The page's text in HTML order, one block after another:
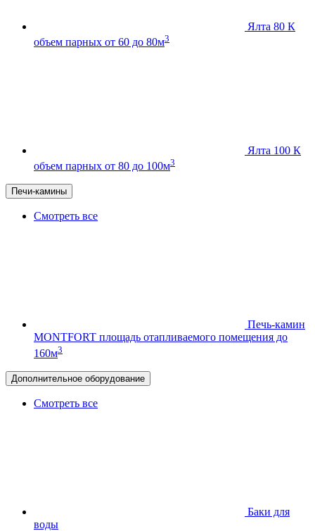
Ялта 80 К
объем парных от 60 до 80м3
Ялта 100 К
объем парных от 80 до 100м3
Печи-камины
Смотреть все
Печь-камин
MONTFORT площадь отапливаемого помещения до
160м3
Дополнительное оборудование
Смотреть все
Баки для
воды